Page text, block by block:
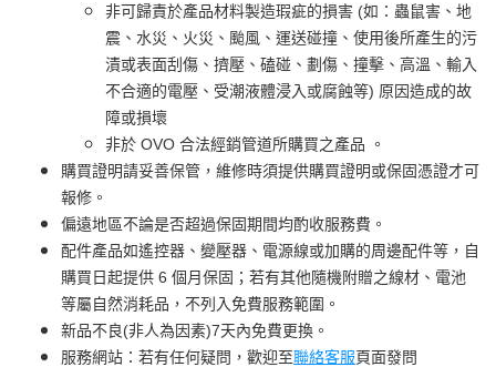
非可歸責於產品材料製造瑕疵的損害 (如：蟲鼠害、地
震、水災、火災、颱風、運送碰撞、使用後所產生的污
漬或表面刮傷、擠壓、磕碰、劃傷、撞擊、高溫、輸入
不合適的電壓、受潮液體浸入或腐蝕等) 原因造成的故
障或損壞
非於 OVO 合法經銷管道所購買之產品 。
購買證明請妥善保管，維修時須提供購買證明或保固憑證才可
報修。
偏遠地區不論是否超過保固期間均酌收服務費。
配件產品如遙控器、變壓器、電源線或加購的周邊配件等，自
購買日起提供 6 個月保固；若有其他隨機附贈之線材、電池
等屬自然消耗品，不列入免費服務範圍。
新品不良(非人為因素)7天內免費更換。
服務網站：若有任何疑問，歡迎至聯絡客服頁面發問